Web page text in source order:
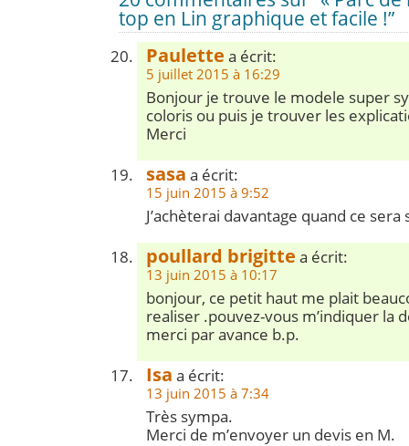
top en Lin graphique et facile !”
Paulette a écrit:
5 juillet 2015 à 16:29
Bonjour je trouve le modele super
coloris ou puis je trouver les
Merci
sasa a écrit:
15 juin 2015 à 9:52
J’achèterai davantage quand ce
poullard brigitte a écrit:
13 juin 2015 à 10:17
bonjour, ce petit haut me plait
realiser .pouvez-vous m’indiquer la
merci par avance b.p.
Isa a écrit:
13 juin 2015 à 7:34
Très sympa.
Merci de m’envoyer un devis en M.